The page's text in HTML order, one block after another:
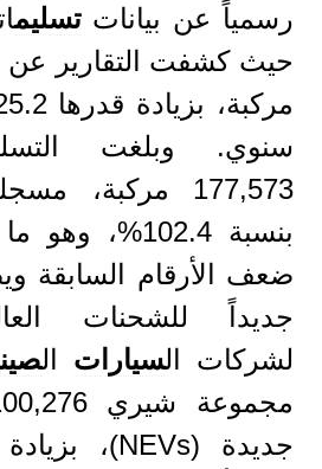
رسمياً عن بياناتتسليم
سنوي. وبلغت
177,573 مركبة،
بنسبة
ضعف الأرقام السابقة
جديداً للشحنات
لشركات السيارات ال